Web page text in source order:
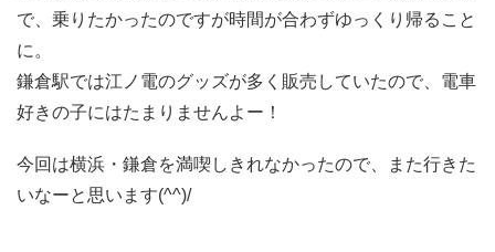
で、乗りたかったのですが時間が合わずゆっくり帰ること
に。
鎌倉駅では江ノ電のグッズが多く販売していたので、電車
好きの子にはたまりませんよー！
今回は横浜・鎌倉を満喫しきれなかったので、また行きた
いなーと思います(^^)/